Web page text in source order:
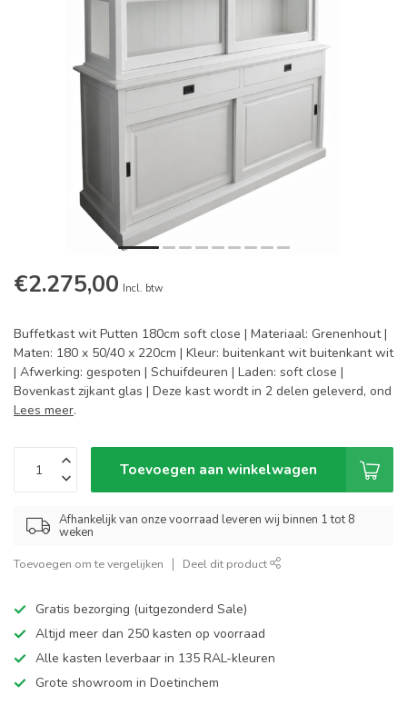
€2.275,00 Incl. btw
Buffetkast wit Putten 180cm soft close | Materiaal: Grenenhout |
Maten: 180 x 50/40 x 220cm | Kleur: buitenkant wit buitenkant wit
| Afwerking: gespoten | Schuifdeuren | Laden: soft close |
Bovenkast zijkant glas | Deze kast wordt in 2 delen geleverd, ond
Lees meer.
Toevoegen aan winkelwagen
Afhankelijk van onze voorraad leveren wij binnen 1 tot 8
weken
Toevoegen om te vergelijken Deel dit product
Gratis bezorging (uitgezonderd Sale)
Altijd meer dan 250 kasten op voorraad
Alle kasten leverbaar in 135 RAL-kleuren
Grote showroom in Doetinchem